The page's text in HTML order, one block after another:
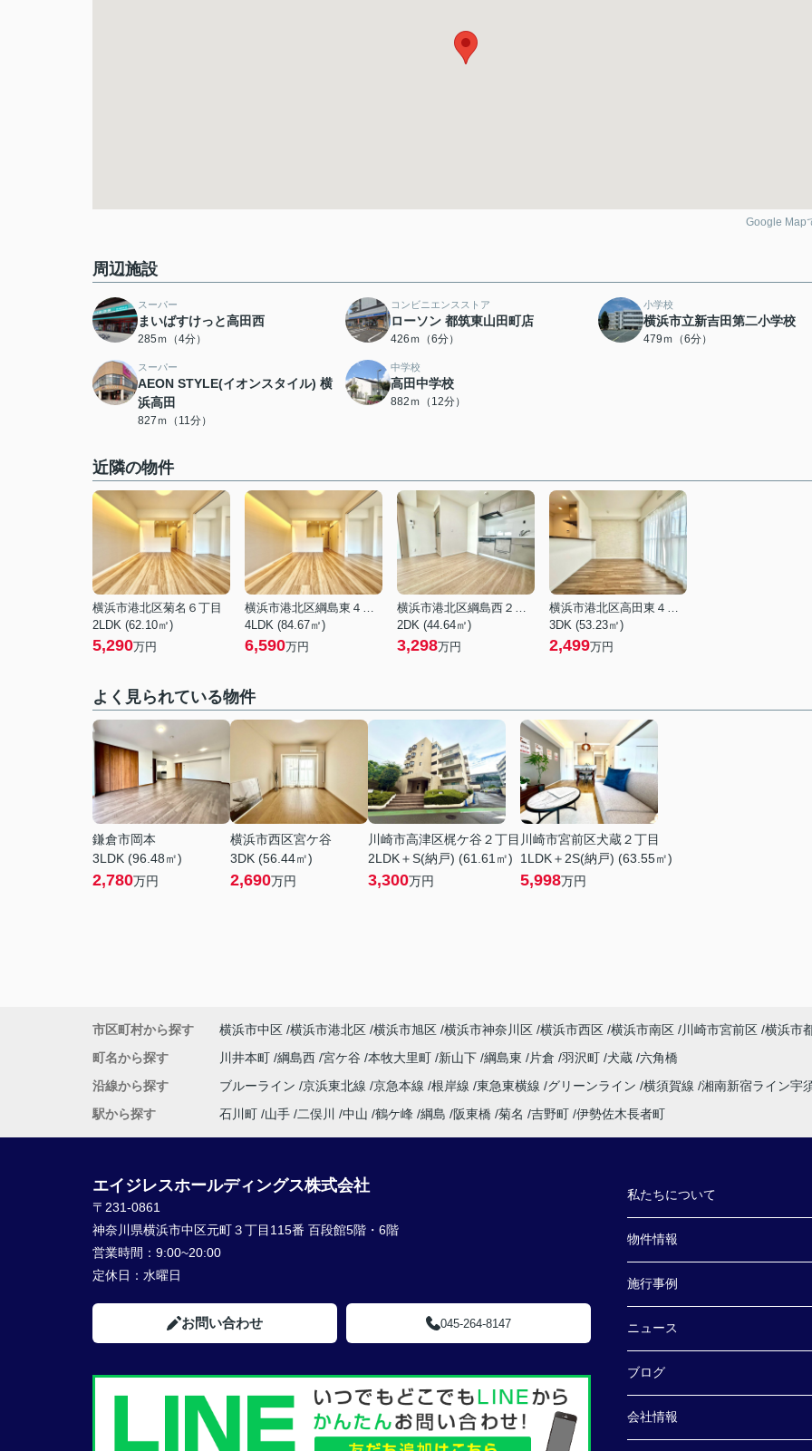
Google Map
周辺施設
スーパー
まいばすけっと高田西
285ｍ（4分）
コンビニエンスストア
ローソン 都筑東山田町店
426ｍ（6分）
小学校
横浜市立新吉田第二小学校
479ｍ（6分）
スーパー
AEON STYLE(イオンスタイル) 横
浜高田
827ｍ（11分）
中学校
高田中学校
882ｍ（12分）
近隣の物件
横浜市港北区菊名６丁目
2LDK (62.10㎡)
5,290万円
横浜市港北区綱島東４丁目
4LDK (84.67㎡)
6,590万円
横浜市港北区綱島西２丁目
2DK (44.64㎡)
3,298万円
横浜市港北区高田東４丁目
3DK (53.23㎡)
2,499万円
よく見られている物件
鎌倉市岡本
3LDK (96.48㎡)
2,780万円
横浜市西区宮ケ谷
3DK (56.44㎡)
2,690万円
川崎市高津区梶ケ谷２丁目
2LDK＋S(納戸) (61.61㎡)
3,300万円
川崎市宮前区犬蔵２丁目
1LDK＋2S(納戸) (63.55㎡)
5,998万円
市区町村から探す 横浜市中区 横浜市港北区 横浜市旭区 横浜市神奈川区 横浜市西区 横浜市南区 川崎市宮前区 横浜市
町名から探す
川井本町 綱島西 宮ケ谷 本牧大里町 新山下 綱島東 片倉 羽沢町 犬蔵 六角橋
沿線から探す
ブルーライン 京浜東北線 京急本線 根岸線 東急東横線 グリーンライン 横須賀線 湘南新宿ライン宇
駅から探す
石川町 山手 二俣川 中山 鶴ケ峰 綱島 阪東橋 菊名 吉野町 伊勢佐木長者町
エイジレスホールディングス株式会社
〒231-0861
神奈川県横浜市中区元町３丁目115番 百段館5階・6階
営業時間： 9:00~20:00
定休日： 水曜日
お問い合わせ 045-264-8147
私たちについて
物件情報
施行事例
ニュース
ブログ
会社情報